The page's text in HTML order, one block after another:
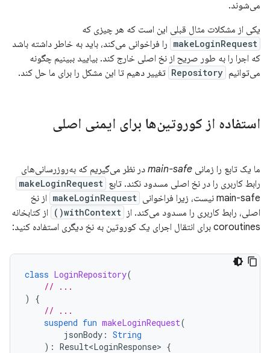
می‌شوند.
یکی از مشکلات مثال قبلی این است که هر چیزی که
makeLoginRequest را فراخوانی می‌کند، باید به خاطر داشته باشد
که اجرا را به طور صریح از نخ اصلی خارج کند. بیایید ببینیم چگونه
می‌توانیم Repository تغییر دهیم تا این مشکل را برای ما حل کند.
استفاده از کوروتین‌ها برای ایمنی اصلی
ما یک تابع را زمانی main-safe در نظر می‌گیریم که به‌روزرسانی‌های
رابط کاربری را در نخ اصلی مسدود نکند. تابع makeLoginRequest
main-safe نیست، زیرا فراخوانی makeLoginRequest از نخ
اصلی، رابط کاربری را مسدود می‌کند. از withContext()
از کتابخانه
coroutines برای انتقال اجرای یک کوروتین به نخ دیگری استفاده کنید:
class LoginRepository(
// ...
)
{
// ...
suspend fun makeLoginRequest(
jsonBody : String
): Result<LoginResponse> {